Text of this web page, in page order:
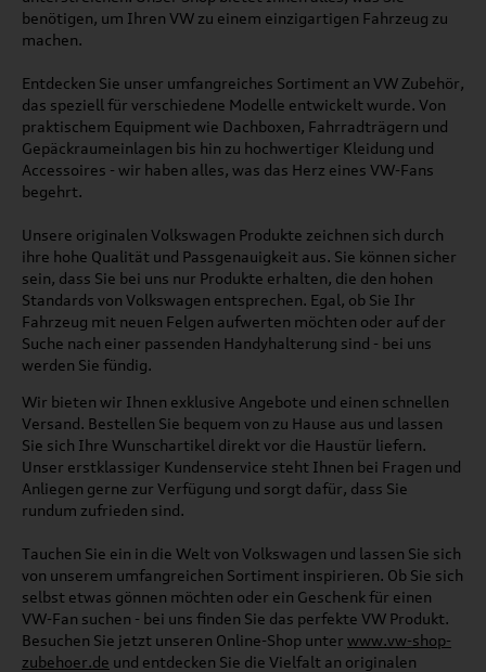
benötigen, um Ihren VW zu einem einzigartigen Fahrzeug zu
machen.
Entdecken Sie unser umfangreiches Sortiment an VW Zubehör,
das speziell für verschiedene Modelle entwickelt wurde. Von
praktischem Equipment wie Dachboxen, Fahrradträgern und
Gepäckraumeinlagen bis hin zu hochwertiger Kleidung und
Accessoires - wir haben alles, was das Herz eines VW-Fans
begehrt.
Unsere originalen Volkswagen Produkte zeichnen sich durch
ihre hohe Qualität und Passgenauigkeit aus. Sie können sicher
sein, dass Sie bei uns nur Produkte erhalten, die den hohen
Standards von Volkswagen entsprechen. Egal, ob Sie Ihr
Fahrzeug mit neuen Felgen aufwerten möchten oder auf der
Suche nach einer passenden Handyhalterung sind - bei uns
werden Sie fündig.
Wir bieten wir Ihnen exklusive Angebote und einen schnellen
Versand. Bestellen Sie bequem von zu Hause aus und lassen
Sie sich Ihre Wunschartikel direkt vor die Haustür liefern.
Unser erstklassiger Kundenservice steht Ihnen bei Fragen und
Anliegen gerne zur Verfügung und sorgt dafür, dass Sie
rundum zufrieden sind.
Tauchen Sie ein in die Welt von Volkswagen und lassen Sie sich
von unserem umfangreichen Sortiment inspirieren. Ob Sie sich
selbst etwas gönnen möchten oder ein Geschenk für einen
VW-Fan suchen - bei uns finden Sie das perfekte VW Produkt.
Besuchen Sie jetzt unseren Online-Shop unter www.vw-shop-
zubehoer.de und entdecken Sie die Vielfalt an originalen